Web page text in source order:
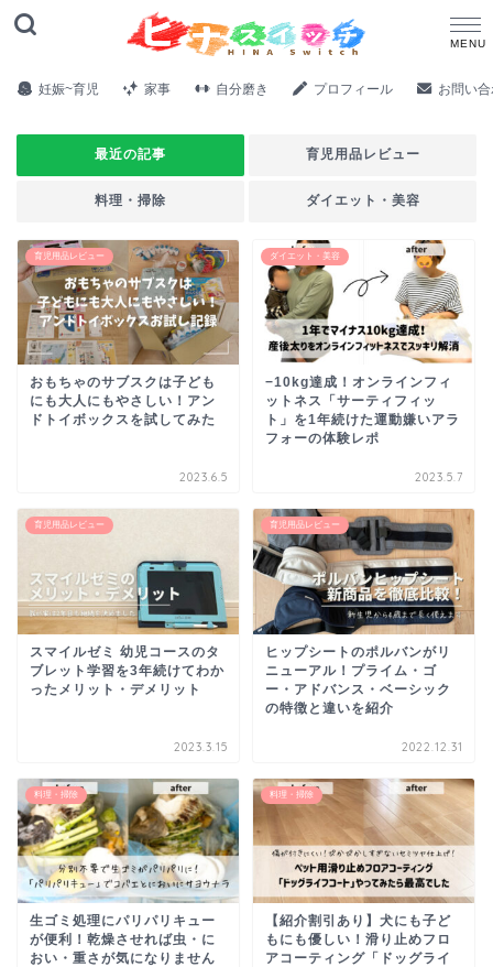
妊娠~育児 家事 自分磨き プロフィール お問い
最近の記事 育児用品レビュー
料理・掃除 ダイエット・美容
育児用品レビュー
おもちゃのサブスクは子ども
にも大人にもやさしい！アン
ドトイボックスを試してみた
2023.6.5
ダイエット・美容
−10kg達成！オンラインフィ
ットネス「サーティフィッ
ト」を1年続けた運動嫌いアラ
フォーの体験レポ
2023.5.7
育児用品レビュー
スマイルゼミ 幼児コースのタ
ブレット学習を3年続けてわか
ったメリット・デメリット
2023.3.15
育児用品レビュー
ヒップシートのポルバンがリ
ニューアル！プライム・ゴ
ー・アドバンス・ベーシック
の特徴と違いを紹介
2022.12.31
料理・掃除
生ゴミ処理にパリパリキュー
が便利！乾燥させれば虫・に
おい・重さが気になりません
料理・掃除
【紹介割引あり】犬にも子ど
もにも優しい！滑り止めフロ
アコーティング「ドッグライ